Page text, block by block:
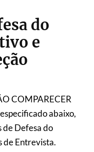
do
e
COMPARECER
abaixo,
Defesa do
de Entrevista.